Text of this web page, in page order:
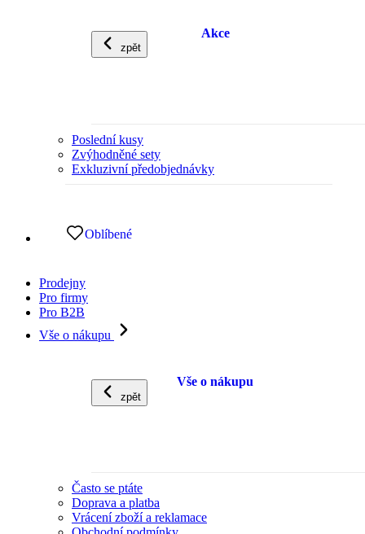
zpět
Akce
Poslední kusy
Zvýhodněné sety
Exkluzivní předobjednávky
Oblíbené
Prodejny
Pro firmy
Pro B2B
Vše o nákupu
zpět
Vše o nákupu
Často se ptáte
Doprava a platba
Vrácení zboží a reklamace